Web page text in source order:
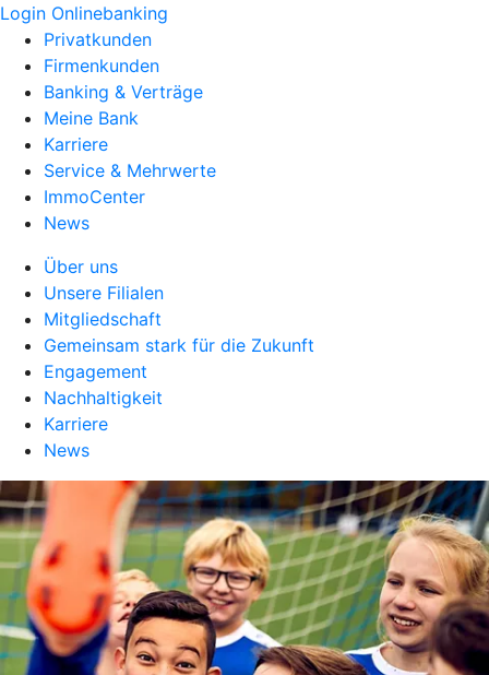
Login Onlinebanking
Privatkunden
Firmenkunden
Banking & Verträge
Meine Bank
Karriere
Service & Mehrwerte
ImmoCenter
News
Über uns
Unsere Filialen
Mitgliedschaft
Gemeinsam stark für die Zukunft
Engagement
Nachhaltigkeit
Karriere
News